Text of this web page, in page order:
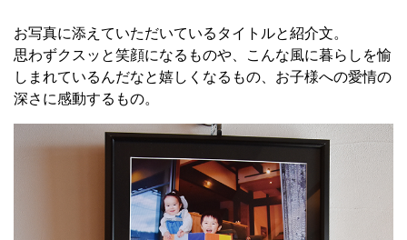
お写真に添えていただいているタイトルと紹介文。
思わずクスッと笑顔になるものや、こんな風に暮らしを愉
しまれているんだなと嬉しくなるもの、お子様への愛情の
深さに感動するもの。